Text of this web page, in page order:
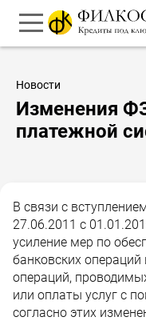
Новости
Изменения
платежной
В связи с
27.06.2011 с
усиление мер по
банковских
операций,
или оплаты услуг с
согласно этих